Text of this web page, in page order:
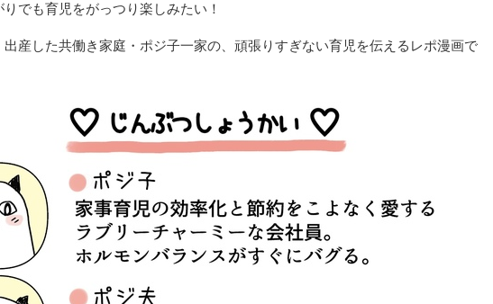
でも育児をがっつり楽しみたい！
出産した共働き家庭・ポジ子一家の、頑張りすぎない育児を伝えるレポ漫画で